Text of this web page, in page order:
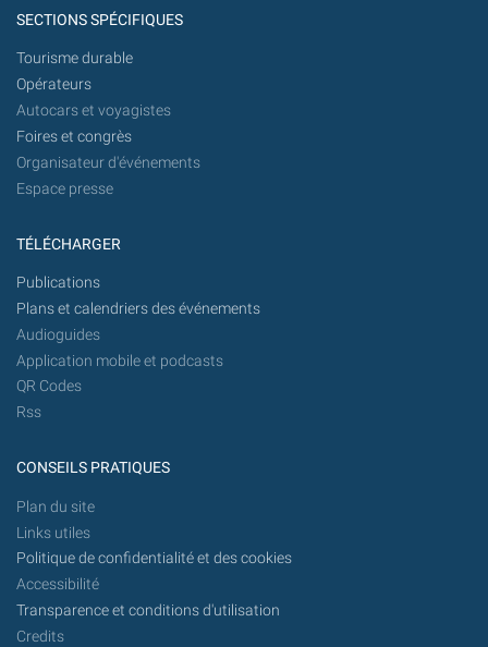
SECTIONS SPÉCIFIQUES
Tourisme durable
Opérateurs
Autocars et voyagistes
Foires et congrès
Organisateur d'événements
Espace presse
TÉLÉCHARGER
Publications
Plans et calendriers des événements
Audioguides
Application mobile et podcasts
QR Codes
Rss
CONSEILS PRATIQUES
Plan du site
Links utiles
Politique de confidentialité et des cookies
Accessibilité
Transparence et conditions d'utilisation
Credits